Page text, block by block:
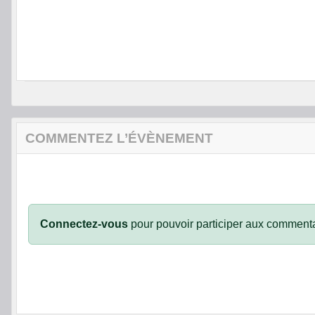
COMMENTEZ L’ÉVÈNEMENT
Connectez-vous pour pouvoir participer aux